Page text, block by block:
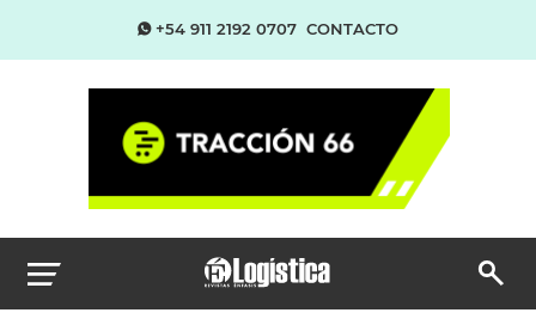
+54 911 2192 0707 CONTACTO